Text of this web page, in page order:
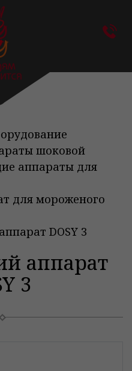
шоковой
аппараты для
для мороженого
DOSY 3
аппарат
3